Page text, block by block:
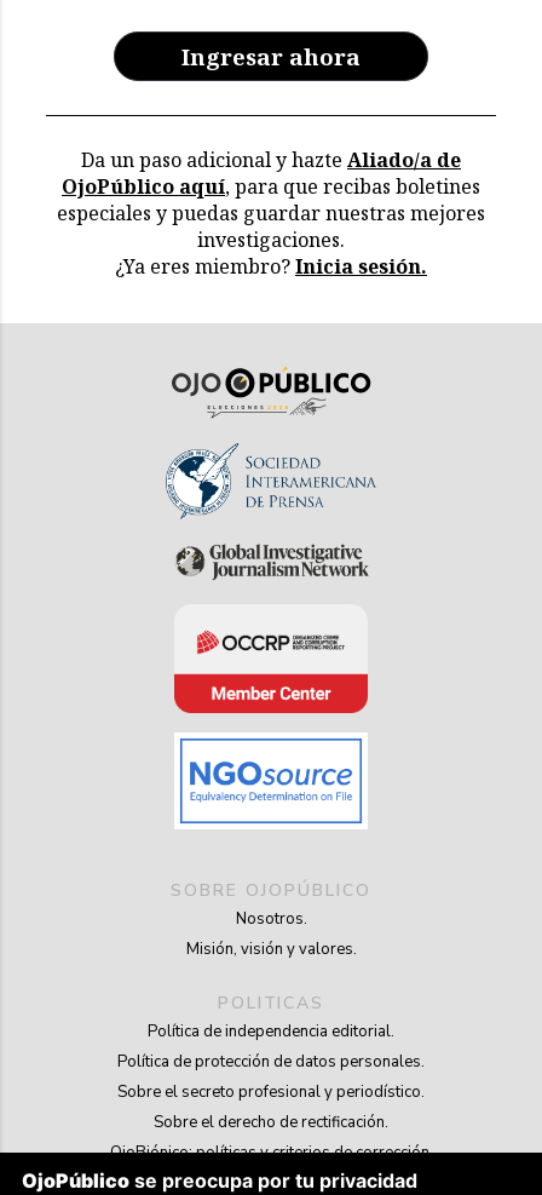
Ingresar ahora
Da un paso adicional y hazte Aliado/a de
OjoPúblico aquí, para que recibas boletines
especiales y puedas guardar nuestras mejores
investigaciones.
¿Ya eres miembro?Inicia sesión.
SOBRE OJOPÚBLICO
Nosotros.
Misión, visión y valores.
POLITICAS
Política de independencia editorial.
Política de protección de datos personales.
Sobre el secreto profesional y periodístico.
Sobre el derecho de rectificación.
OjoBiónico: políticas y criterios de corrección.
Sobre libertad de información frente a pedidos de retiro de contenidos.
OjoPúblico se preocupa por tu privacidad